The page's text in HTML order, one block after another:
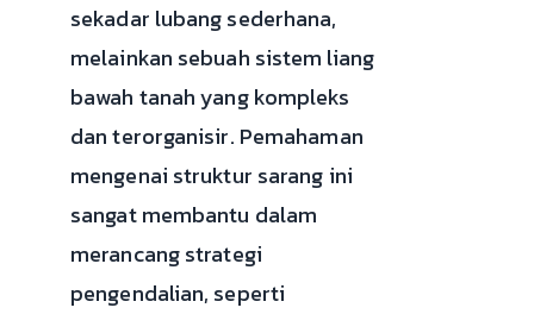
sekadar lubang sederhana,
melainkan sebuah sistem liang
bawah tanah yang kompleks
dan terorganisir. Pemahaman
mengenai struktur sarang ini
sangat membantu dalam
merancang strategi
pengendalian, seperti